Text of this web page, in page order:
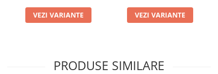
VEZI VARIANTE VEZI VARIANTE
PRODUSE SIMILARE